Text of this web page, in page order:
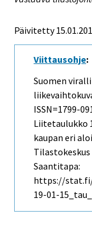
Päivitetty
Viittausohje:
Suomen
ISSN=1799-
Liitetaulukko
kaupan eri
Saantitapa:
https://stat.fi/
19-01-